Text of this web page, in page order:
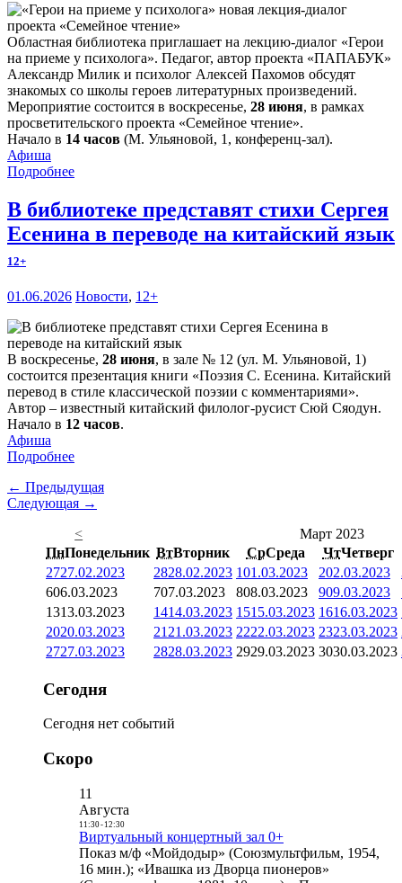
Областная библиотека приглашает на лекцию-диалог «Герои
на приеме у психолога». Педагог, автор проекта «ПАПАБУК»
Александр Милик и психолог Алексей Пахомов обсудят
знакомых со школы героев литературных произведений.
Мероприятие состоится в воскресенье, 28 июня, в рамках
просветительского проекта «Семейное чтение».
Начало в 14 часов (М. Ульяновой, 1, конференц-зал).
Афиша
Подробнее
В библиотеке представят стихи Сергея
Есенина в переводе на китайский язык
12+
01.06.2026 Новости, 12+
В воскресенье, 28 июня, в зале № 12 (ул. М. Ульяновой, 1)
состоится презентация книги «Поэзия С. Есенина. Китайский
перевод в стиле классической поэзии с комментариями».
Автор – известный китайский филолог-русист Сюй Сяодун.
Начало в 12 часов.
Афиша
Подробнее
← Предыдущая
Следующая →
<
Март 2023
ПнПонедельник ВтВторник СрСреда ЧтЧетверг
2727.02.2023 2828.02.2023 101.03.2023 202.03.2023
606.03.2023 707.03.2023 808.03.2023 909.03.2023
1313.03.2023 1414.03.2023 1515.03.2023 1616.03.2023
2020.03.2023 21 21.03.2023 2222.03.2023 2323.03.2023
2727.03.2023 2828.03.2023 2929.03.2023 3030.03.2023
Сегодня
Сегодня нет событий
Скоро
11
Августа
11:30- 12:30
Виртуальный концертный зал 0+
Показ м/ф «Мойдодыр» (Союзмультфильм, 1954,
16 мин.); «Ивашка из Дворца пионеров»